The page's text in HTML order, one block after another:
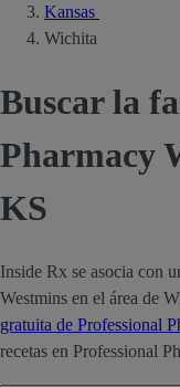
Kansas
Wichita
Buscar la
Pharmacy
KS
Inside Rx se asocia con
Westmins en el área de
gratuita de Professional
recetas en Professional